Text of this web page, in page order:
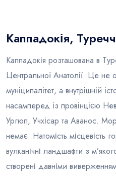
Каппадокія,
Каппадокія розташована в
Центральної Анатолії. Це не
муніципалітет, а внутрішній
насамперед із провінцією
Ургюп, Учхісар та Аванос.
немає. Натомість місцевість
вулканічні ландшафти з
створені давніми